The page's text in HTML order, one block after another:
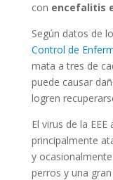
con encefalitis
Según datos de
Control de
mata a tres de
puede causar
logren
El virus de la
principalmente
y
perros y una